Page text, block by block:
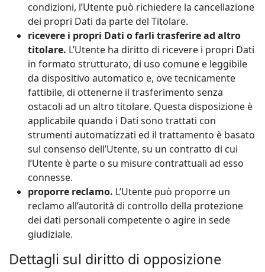
condizioni, l’Utente può richiedere la cancellazione
dei propri Dati da parte del Titolare.
ricevere i propri Dati o farli trasferire ad altro
titolare. L’Utente ha diritto di ricevere i propri Dati
in formato strutturato, di uso comune e leggibile
da dispositivo automatico e, ove tecnicamente
fattibile, di ottenerne il trasferimento senza
ostacoli ad un altro titolare. Questa disposizione è
applicabile quando i Dati sono trattati con
strumenti automatizzati ed il trattamento è basato
sul consenso dell’Utente, su un contratto di cui
l’Utente è parte o su misure contrattuali ad esso
connesse.
proporre reclamo. L’Utente può proporre un
reclamo all’autorità di controllo della protezione
dei dati personali competente o agire in sede
giudiziale.
Dettagli sul diritto di opposizione